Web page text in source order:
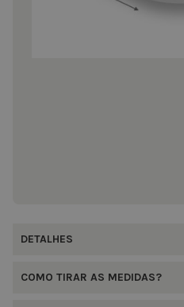
DETALHES
COMO TIRAR AS MEDIDAS?